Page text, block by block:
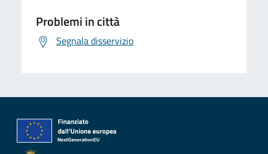
Problemi in città
Segnala disservizio